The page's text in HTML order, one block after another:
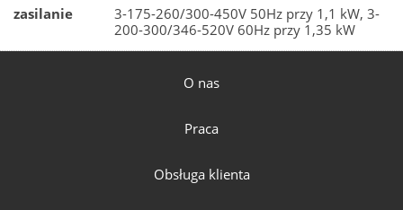
zasilanie
3-175-260/300-450V 50Hz przy 1,1 kW, 3-
200-300/346-520V 60Hz przy 1,35 kW
O nas
Praca
Obsługa klienta